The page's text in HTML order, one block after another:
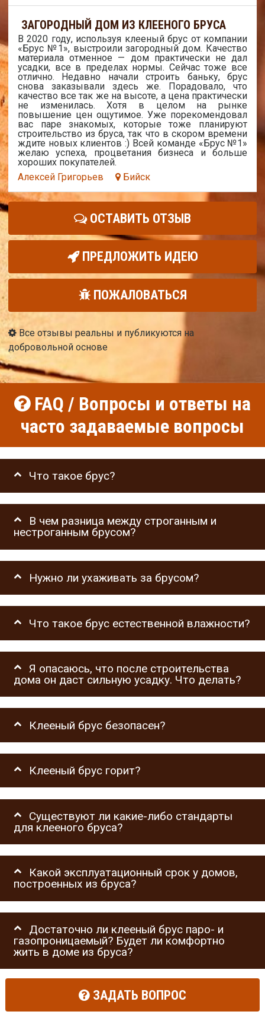
ЗАГОРОДНЫЙ ДОМ ИЗ КЛЕЕНОГО БРУСА
В 2020 году, используя клееный брус от компании
«Брус №1», выстроили загородный дом. Качество
материала отменное — дом практически не дал
усадки, все в пределах нормы. Сейчас тоже все
отлично. Недавно начали строить баньку, брус
снова заказывали здесь же. Порадовало, что
качество все так же на высоте, а цена практически
не изменилась. Хотя в целом на рынке
повышение цен ощутимое. Уже порекомендовал
вас паре знакомых, которые тоже планируют
строительство из бруса, так что в скором времени
ждите новых клиентов :) Всей команде «Брус №1»
желаю успеха, процветания бизнеса и больше
хороших покупателей.
Алексей Григорьев
Бийск
ОСТАВИТЬ ОТЗЫВ
ПРЕДЛОЖИТЬ ИДЕЮ
ПОЖАЛОВАТЬСЯ
Все отзывы реальны и публикуются на
добровольной основе
FAQ / Вопросы и ответы на
часто задаваемые вопросы
Что такое брус?
В чем разница между строганным и
нестроганным брусом?
Нужно ли ухаживать за брусом?
Что такое брус естественной влажности?
Я опасаюсь, что после строительства
дома он даст сильную усадку. Что делать?
Клееный брус безопасен?
Клееный брус горит?
Существуют ли какие-либо стандарты
для клееного бруса?
Какой эксплуатационный срок у домов,
построенных из бруса?
Достаточно ли клееный брус паро- и
газопроницаемый? Будет ли комфортно
жить в доме из бруса?
ЗАДАТЬ ВОПРОС